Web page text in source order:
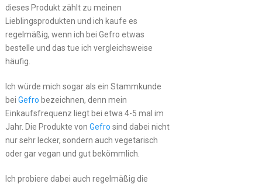
dieses Produkt zählt zu meinen
Lieblingsprodukten und ich kaufe es
regelmäßig, wenn ich bei Gefro etwas
bestelle und das tue ich vergleichsweise
häufig.
Ich würde mich sogar als ein Stammkunde
bei Gefro bezeichnen, denn mein
Einkaufsfrequenz liegt bei etwa 4-5 mal im
Jahr. Die Produkte von Gefro sind dabei nicht
nur sehr lecker, sondern auch vegetarisch
oder gar vegan und gut bekömmlich.
Ich probiere dabei auch regelmäßig die